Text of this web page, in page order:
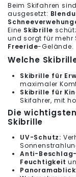
Beim Skifahren
ausgesetzt:
Eine Skibrille
und sorgt für mehr
Freeride-Gelände.
Welche
Skibrille für
maximaler
Skibrille für
Skifahrer, mit
Die
Skibrille
UV-Schutz:
Anti-
Feuchtigkeit